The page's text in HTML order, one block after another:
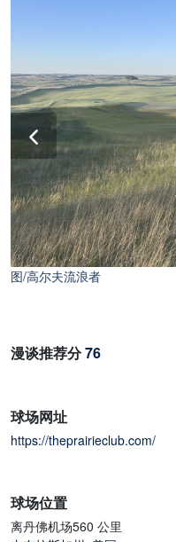
图/高尔夫流浪者
图/高尔夫流浪者
漫谈推荐分76
球场网址
https://theprairieclub.com/
球场位置
离丹佛机场560 公里